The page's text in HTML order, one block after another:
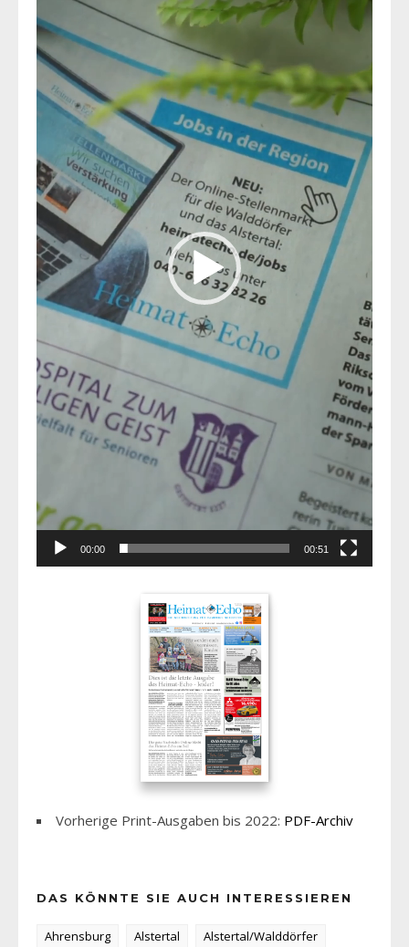
Player
00:00 00:51
Vorherige Print-Ausgaben bis 2022: PDF-Archiv
DAS KÖNNTE SIE AUCH INTERESSIEREN
Ahrensburg Alstertal
Alstertal/Walddörfer